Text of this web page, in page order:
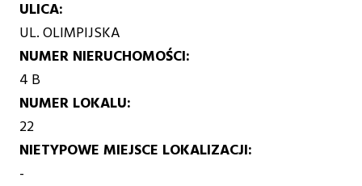
ULICA
UL. OLIMPIJSKA
NUMER NIERUCHOMOŚCI
4 B
NUMER LOKALU
22
NIETYPOWE MIEJSCE LOKALIZACJI
-